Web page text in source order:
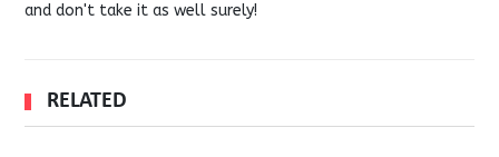
and don't take it as well surely!
RELATED